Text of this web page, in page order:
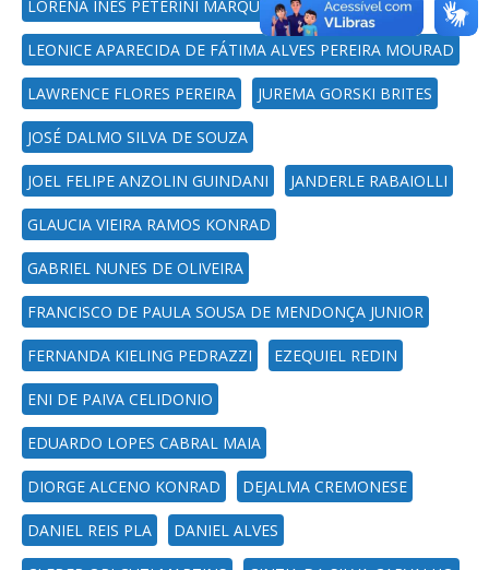
LORENA INÊS PETERINI MARQUEZAN
LEONICE APARECIDA DE FÁTIMA ALVES PEREIRA MOURAD
LAWRENCE FLORES PEREIRA JUREMA GORSKI BRITES
JOSÉ DALMO SILVA DE SOUZA
JOEL FELIPE ANZOLIN GUINDANI JANDERLE RABAIOLLI
GLAUCIA VIEIRA RAMOS KONRAD
GABRIEL NUNES DE OLIVEIRA
FRANCISCO DE PAULA SOUSA DE MENDONÇA JUNIOR
FERNANDA KIELING PEDRAZZI EZEQUIEL REDIN
ENI DE PAIVA CELIDONIO
EDUARDO LOPES CABRAL MAIA
DIORGE ALCENO KONRAD DEJALMA CREMONESE
DANIEL REIS PLA DANIEL ALVES